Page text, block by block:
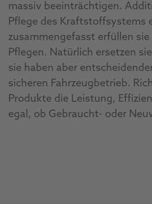
massiv beeinträchtigen.
Pflege des Kraftstoffsystems
zusammengefasst erfüllen
Pflegen. Natürlich ersetzen
sie haben aber
sicheren Fahrzeugbetrieb.
Produkte die Leistung,
egal, ob Gebraucht- oder